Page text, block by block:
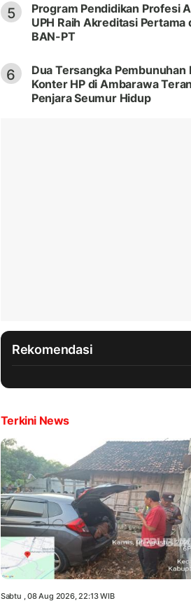
5
Program Pendidikan Profesi
UPH Raih Akreditasi Pertama
BAN-PT
6
Dua Tersangka Pembunuhan
Konter HP di Ambarawa
Penjara Seumur Hidup
Rekomendasi
Terkini News
Sabtu , 08 Aug 2026, 22:13 WIB